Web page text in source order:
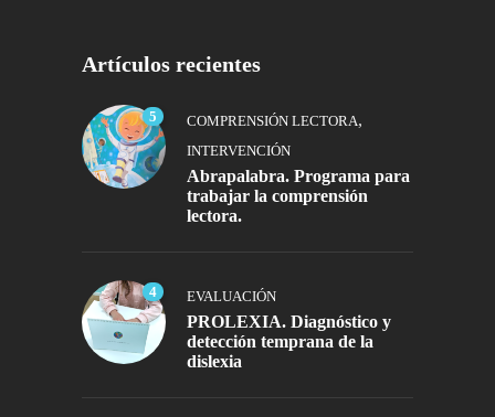
Artículos recientes
5 COMPRENSIÓN LECTORA,
INTERVENCIÓN
Abrapalabra. Programa para
trabajar la comprensión
lectora.
4 EVALUACIÓN
PROLEXIA. Diagnóstico y
detección temprana de la
dislexia